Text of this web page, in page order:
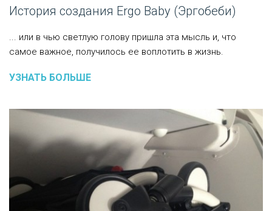
История создания Ergo Baby (Эргобеби)
... или в чью светлую голову пришла эта мысль и, что
самое важное, получилось ее воплотить в жизнь.
УЗНАТЬ БОЛЬШЕ